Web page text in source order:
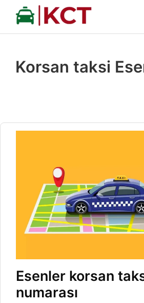
İçeriğe
Korsan taksi
Esenler korsan
numarası